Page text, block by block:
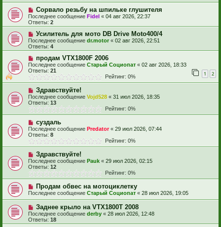
Сорвало резьбу на шпильке глушителя
Последнее сообщение Fidel « 04 авг 2026, 22:37
Ответы: 2
Усилитель для мото DB Drive Moto400/4
Последнее сообщение dr.motor « 02 авг 2026, 22:51
Ответы: 4
продам VTX1800F 2006
Последнее сообщение Старый Социопат « 02 авг 2026, 18:33
Ответы: 21 1 2
Рейтинг: 0%
Здравствуйте!
Последнее сообщение Vojd528 « 31 июл 2026, 18:35
Ответы: 13
Рейтинг: 0%
суздаль
Последнее сообщение Predator« 29 июл 2026, 07:44
Ответы: 8
Рейтинг: 0%
Здравствуйте!
Последнее сообщение Pauk « 29 июл 2026, 02:15
Ответы: 12
Рейтинг: 0%
Продам обвес на мотоциклетку
Последнее сообщение Старый Социопат « 28 июл 2026, 19:05
Заднее крыло на VTX1800T 2008
Последнее сообщение derby « 28 июл 2026, 12:48
Ответы: 18